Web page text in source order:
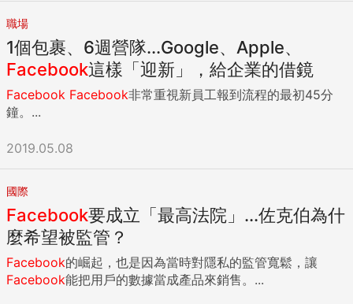
職場
1個包裹、6週營隊...Google、Apple、
Facebook這樣「迎新」，給企業的借鏡
Facebook Facebook非常重視新員工報到流程的最初45分
鐘。...
2019.05.08
國際
Facebook要成立「最高法院」...佐克伯為什
麼希望被監管？
Facebook的崛起，也是因為當時對隱私的監管寬鬆，讓
Facebook能把用戶的數據當成產品來銷售。...